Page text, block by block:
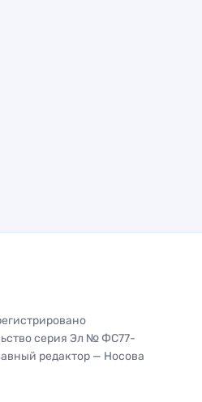
серия Эл № ФС77-
редактор — Носова